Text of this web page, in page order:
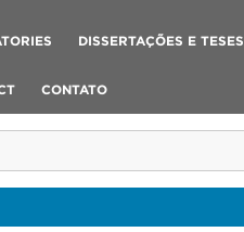
DISSERTAÇÕES E TESES
CONTATO